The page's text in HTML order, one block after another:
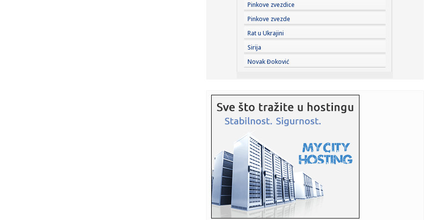
15:47:Blokaderi ponovo napadaju SPC; Ješić crkvu optužio za
požare ...
15:44:Otkrivena laboratorija maruhuane kod Smedereva: Policija
zaplenil...
15:43:Čak 90 odsto razgovora završilo se u 5. minutu kad smo
počeli ...
15:39: Putin je "pukao"? Moskvom haraju scene iz "Majstora i
Margarite"
15:39:
otkrio kolik...
15:39:Uhapšen zbog krađe pet automobila: Vlasnici ostavljali
ključev...
15:32:Engleski fudbaler u problemu sa zakonom
15:32:Žena Brusa Vilisa: Kada smo se upoznali bila sam vjerena
Pinkove zvezdice
Pinkove zvezde
Rat u Ukrajini
Sirija
Novak Đoković